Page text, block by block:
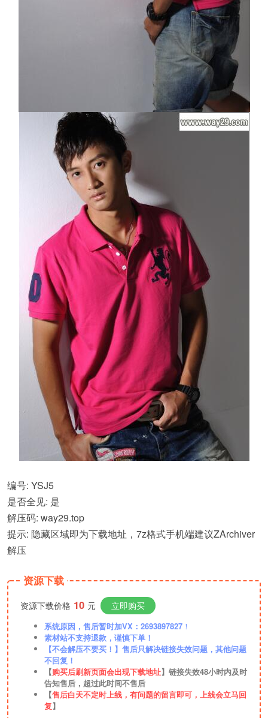
编号: YSJ5
是否全见: 是
解压码: way29.top
提示: 隐藏区域即为下载地址，7z格式手机端建议ZArchiver
解压
资源下载
资源下载价格 10 元 立即购买
系统原因，售后暂时加VX：2693897827 ！
素材站不支持退款，谨慎下单！
【不会解压不要买！】售后只解决链接失效问题，其他问题
不回复！
【购买后刷新页面会出现下载地址】链接失效48小时内及时
告知售后，超过此时间不售后
【售后白天不定时上线，有问题的留言即可，上线会立马回
复】